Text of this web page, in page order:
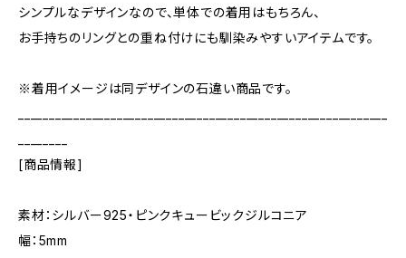
シンプルなデザインなので、単体での着用はもちろん、
お手持ちのリングとの重ね付けにも馴染みやすいアイテムです。
※着用イメージは同デザインの石違い商品です。
[商品情報]
素材：シルバー925・ピンクキュービックジルコニア
幅：5mm